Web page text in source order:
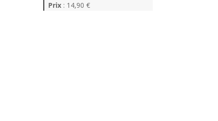
Prix : 14,90 €